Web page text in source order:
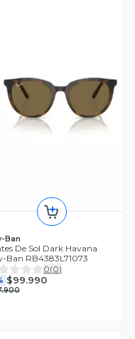
Ban
De Sol Dark Havana
Ban RB4383L71073
0(0)
$99.990